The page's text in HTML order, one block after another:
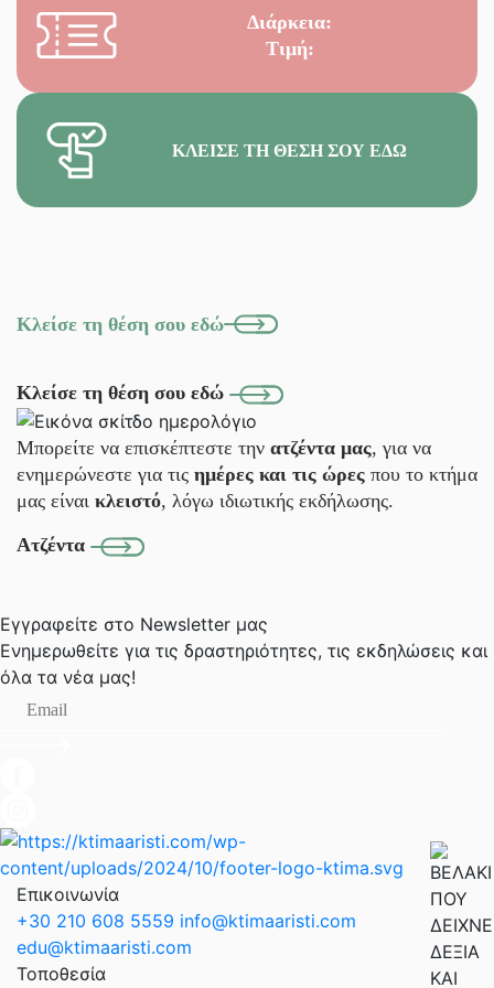
Διάρκεια:
Τιμή:
ΚΛΕΊΣΕ ΤΗ ΘΈΣΗ ΣΟΥ ΕΔΏ
Κλείσε τη θέση σου εδώ
Κλείσε τη θέση σου εδώ
Μπορείτε να επισκέπτεστε την ατζέντα μας, για να
ενημερώνεστε για τις ημέρες και τις ώρες που το κτήμα
μας είναι κλειστό, λόγω ιδιωτικής εκδήλωσης.
Ατζέντα
Εγγραφείτε στο Newsletter μας
Ενημερωθείτε για τις δραστηριότητες, τις εκδηλώσεις και
όλα τα νέα μας!
Επικοινωνία
+30 210 608 5559 info@ktimaaristi.com
edu@ktimaaristi.com
Τοποθεσία